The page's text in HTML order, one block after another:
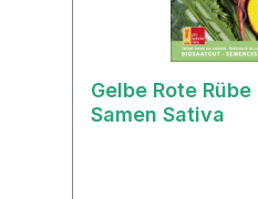
Gelbe Rote
Samen Sativa